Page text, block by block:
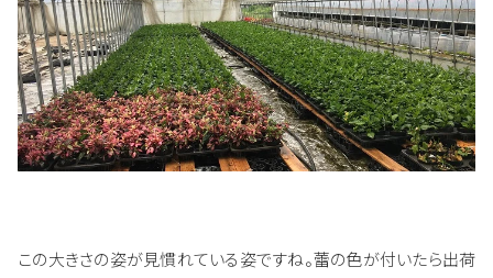
この大きさの姿が見慣れている姿ですね。蕾の色が付いたら出荷